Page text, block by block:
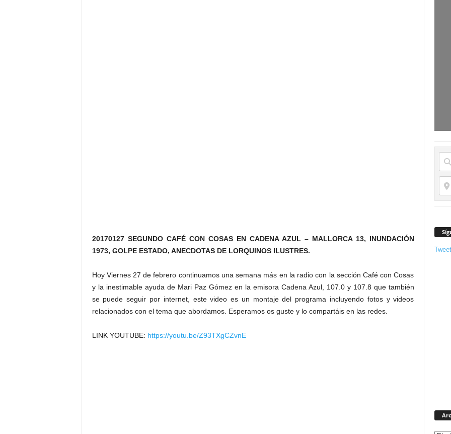
20170127 SEGUNDO CAFÉ CON COSAS EN CADENA AZUL – MALLORCA 13, INUNDACIÓN
1973, GOLPE ESTADO, ANECDOTAS DE LORQUINOS ILUSTRES.
Hoy Viernes 27 de febrero continuamos una semana más en la radio con la sección Café con Cosas
y la inestimable ayuda de Mari Paz Gómez en la emisora Cadena Azul, 107.0 y 107.8 que también
se puede seguir por internet, este video es un montaje del programa incluyendo fotos y videos
relacionados con el tema que abordamos. Esperamos os guste y lo compartáis en las redes.
LINK YOUTUBE: https://youtu.be/Z93TXgCZvnE